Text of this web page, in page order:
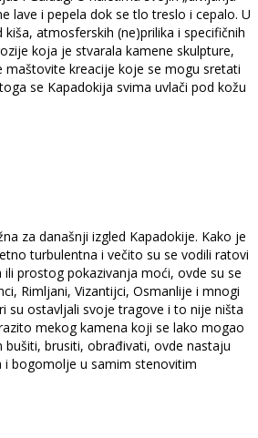
lave i pepela dok se tlo treslo i cepalo. U
atmosferskih (ne)prilika i specifičnih
koja je stvarala kamene skulpture,
maštovite kreacije koje se mogu sretati
se Kapadokija svima uvlači pod kožu
za današnji izgled Kapadokije. Kako je
turbulentna i večito su se vodili ratovi
prostog pokazivanja moći, ovde su se
Rimljani, Vizantijci, Osmanlije i mnogi
su ostavljali svoje tragove i to nije ništa
mekog kamena koji se lako mogao
brusiti, obrađivati, ovde nastaju
bogomolje u samim stenovitim